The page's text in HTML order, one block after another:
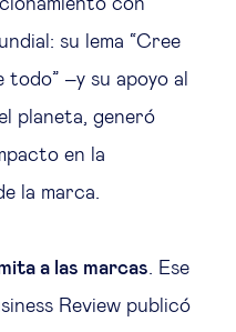
su lema “Cree
–y su apoyo al
planeta, generó
en la
la marca.
a las marcas . Ese
Review publicó